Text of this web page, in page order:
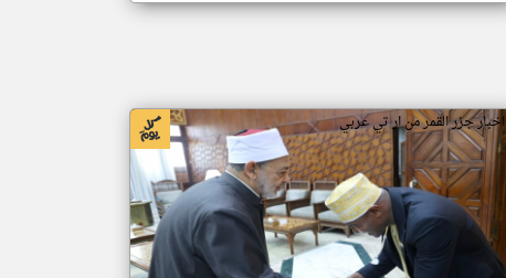
اخبار جزر القمر من ار تي عربي